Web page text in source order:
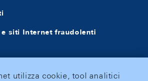
e siti Internet fraudolenti
utilizza cookie, tool analitici